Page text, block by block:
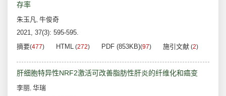
存率
朱玉凡, 牛俊奇
2021, 37(3): 595-595.
摘要(477) HTML (272) PDF (853KB)(97) 施引文献 (2)
肝细胞特异性NRF2激活可改善脂肪性肝炎的纤维化和癌变
李丽, 华瑞